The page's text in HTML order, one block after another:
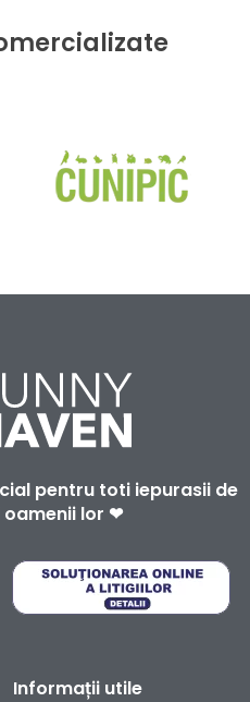
pentru toti iepurasii de
lor ❤
Informații utile